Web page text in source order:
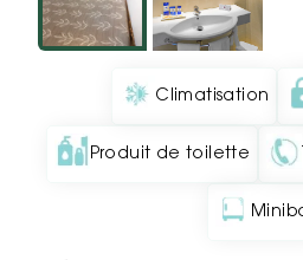
Climatisation
Produit de toilette